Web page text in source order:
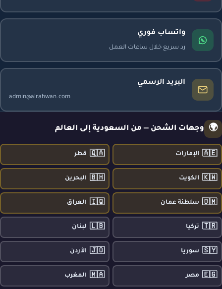
واتساب فوري
رد سريع خلال ساعات العمل
البريد الرسمي
admin@alrahwan.com
🌍 وجهات الشحن — من السعودية إلى العالم
🇦🇪 الإمارات 🇶🇦 قطر
🇰🇼 الكويت 🇧🇭 البحرين
🇴🇲 سلطنة عمان 🇮🇶 العراق
🇹🇷 تركيا 🇱🇧 لبنان
🇸🇾 سوريا 🇯🇴 الأردن
🇪🇬 مصر 🇲🇦 المغرب